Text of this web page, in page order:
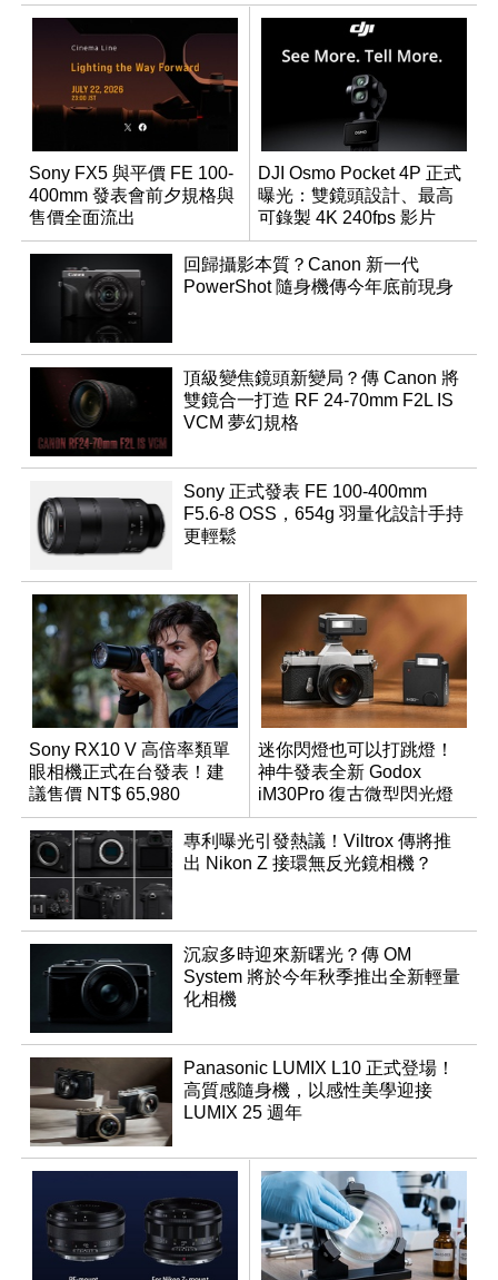
Sony FX5 與平價 FE 100-
400mm 發表會前夕規格與
售價全面流出
DJI Osmo Pocket 4P 正式
曝光：雙鏡頭設計、最高
可錄製 4K 240fps 影片
回歸攝影本質？Canon 新一代
PowerShot 隨身機傳今年底前現身
頂級變焦鏡頭新變局？傳 Canon 將
雙鏡合一打造 RF 24-70mm F2L IS
VCM 夢幻規格
Sony 正式發表 FE 100-400mm
F5.6-8 OSS，654g 羽量化設計手持
更輕鬆
Sony RX10 V 高倍率類單
眼相機正式在台發表！建
議售價 NT$ 65,980
迷你閃燈也可以打跳燈！
神牛發表全新 Godox
iM30Pro 復古微型閃光燈
專利曝光引發熱議！Viltrox 傳將推
出 Nikon Z 接環無反光鏡相機？
沉寂多時迎來新曙光？傳 OM
System 將於今年秋季推出全新輕量
化相機
Panasonic LUMIX L10 正式登場！
高質感隨身機，以感性美學迎接
LUMIX 25 週年